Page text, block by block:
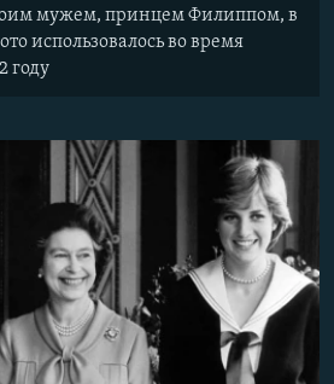
мужем, принцем Филиппом, в
использовалось во время
году